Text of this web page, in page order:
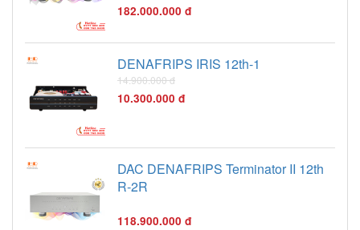
182.000.000 đ
DENAFRIPS IRIS 12th-1
14.900.000 đ
10.300.000 đ
DAC DENAFRIPS Terminator II 12th
R-2R
118.900.000 đ